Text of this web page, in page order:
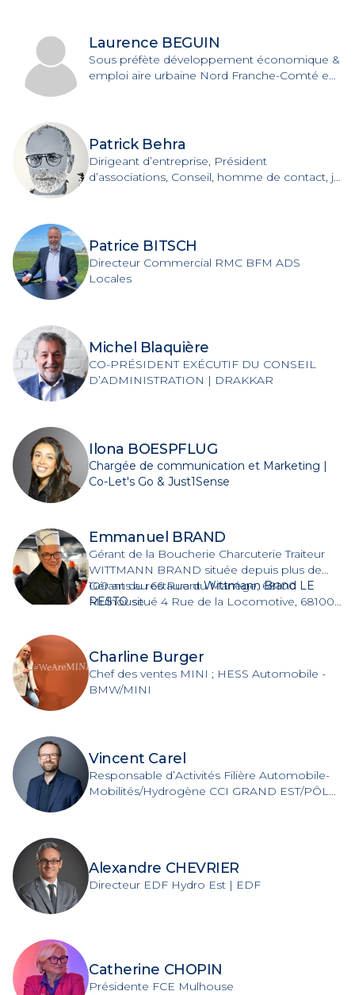
Laurence BEGUIN
Sous préfète développement économique &
emploi aire urbaine Nord Franche-Comté en
Patrick Behra
Dirigeant d’entreprise, Président
d’associations, Conseil, homme de contact, je
Patrice BITSCH
Directeur Commercial RMC BFM ADS
Locales
Michel Blaquière
CO-PRÉSIDENT EXÉCUTIF DU CONSEIL
D’ADMINISTRATION | DRAKKAR
Ilona BOESPFLUG
Chargée de communication et Marketing |
Co-Let's Go & Just1Sense
Emmanuel BRAND
Gérant de la Boucherie Charcuterie Traiteur
WITTMANN BRAND située depuis plus de
100 ans au66 Rue du Manège, 68100
Mulhouse
Gérant du restaurantWittmann Brand LE
RESTOsitué 4 Rue de la Locomotive, 68100
Charline Burger
Chef des ventes MINI ; HESS Automobile -
BMW/MINI
Vincent Carel
Responsable d’Activités Filière Automobile-
Mobilités/Hydrogène CCI GRAND EST/PÔLE
Alexandre CHEVRIER
Directeur EDF Hydro Est | EDF
Catherine CHOPIN
Présidente FCE Mulhouse